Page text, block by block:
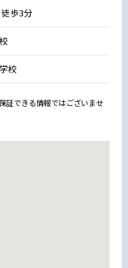
歩3分
校
証できる情報ではございませ